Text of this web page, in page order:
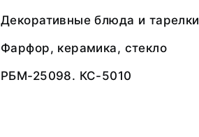
Декоративные блюда и тарелки
Фарфор, керамика, стекло
РБМ-25098. КС-5010